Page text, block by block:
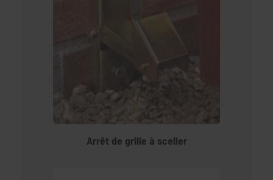
Arrêt de grille à sceller